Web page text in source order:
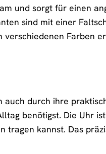
und sorgt für einen
sind mit einer
Farben
auch durch ihre
benötigst. Die Uhr
tragen kannst. Das